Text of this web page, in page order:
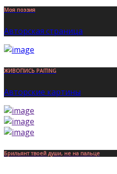
Моя поэзия
Авторская страница
ЖИВОПИСЬ PAITING
Авторские картины
Брильянт твоей души, не на пальце